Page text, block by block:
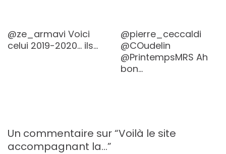
@ze_armavi Voici
celui 2019-2020… ils…
@pierre_ceccaldi
@COudelin
@PrintempsMRS Ah
bon…
Un commentaire sur “Voilà le site
accompagnant la…”